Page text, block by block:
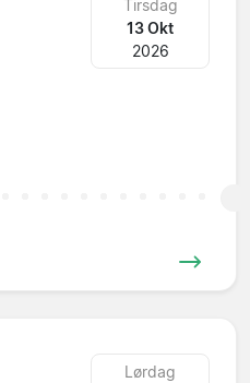
Tirsdag
13 Okt
2026
Lørdag